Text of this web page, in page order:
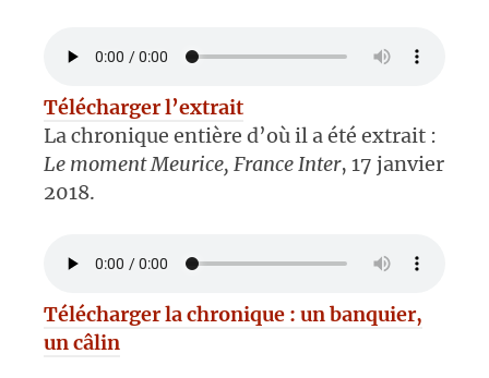
Télécharger l’extrait
La chronique entière d’où il a été extrait :
Le moment Meurice, France Inter, 17 janvier
2018.
Télécharger la chronique : un banquier,
un câlin